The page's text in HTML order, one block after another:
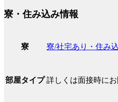
寮・住み込み情報
寮 寮/社宅あり・住み
部屋タイプ 詳しくは面接時に